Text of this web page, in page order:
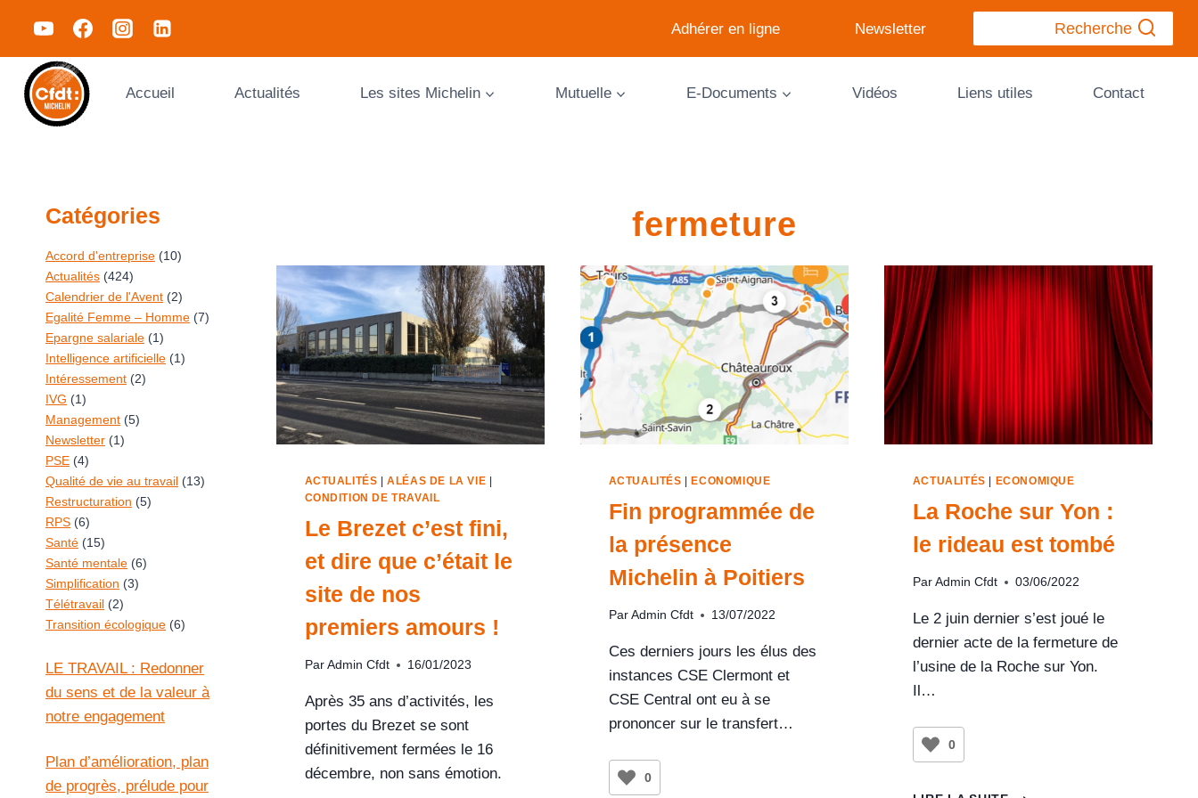
Adhérer en ligne Newsletter Recherche
Accueil Actualités Les sites Michelin Mutuelle E-Documents Vidéos Liens utiles Contact
fermeture
ACTUALITÉS |ALÉAS DE LA VIE |
CONDITION DE TRAVAIL
Le Brezet c’est fini,
et dire que c’était le
site de nos
premiers amours !
Par Admin Cfdt 16/01/2023
Après 35 ans d’activités, les
portes du Brezet se sont
définitivement fermées le 16
décembre, non sans émotion.
ACTUALITÉS |ECONOMIQUE
Fin programmée de
la présence
Michelin à Poitiers
Par Admin Cfdt 13/07/2022
Ces derniers jours les élus des
instances CSE Clermont et
CSE Central ont eu à se
prononcer sur le transfert…
0
ACTUALITÉS | ECONOMIQUE
La Roche sur Yon :
le rideau est tombé
Par Admin Cfdt 03/06/2022
Le 2 juin dernier s’est joué le
dernier acte de la fermeture de
l’usine de la Roche sur Yon.
Il…
0
Catégories
Accord d'entreprise (10)
Actualités (424)
Calendrier de l'Avent (2)
Egalité Femme – Homme (7)
Epargne salariale (1)
Intelligence artificielle (1)
Intéressement (2)
IVG (1)
Management (5)
Newsletter (1)
PSE (4)
Qualité de vie au travail (13)
Restructuration (5)
RPS (6)
Santé (15)
Santé mentale (6)
Simplification (3)
Télétravail (2)
Transition écologique (6)
LE TRAVAIL : Redonner
du sens et de la valeur à
notre engagement
Plan d’amélioration, plan
de progrès, prélude pour